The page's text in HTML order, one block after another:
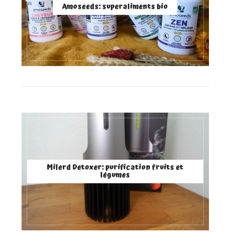
Amoseeds: superaliments bio
Milerd Detoxer: purification fruits et
légumes